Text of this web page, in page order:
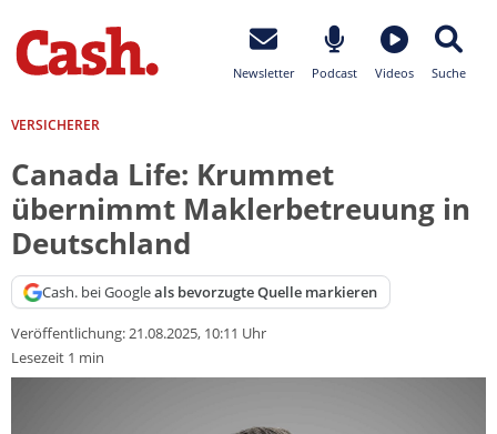
Newsletter Podcast Videos Suche
VERSICHERER
Canada Life: Krummet
übernimmt Maklerbetreuung in
Deutschland
Cash. bei Googleals bevorzugte Quelle markieren
Veröffentlichung:21.08.2025, 10:11 Uhr
Lesezeit 1 min